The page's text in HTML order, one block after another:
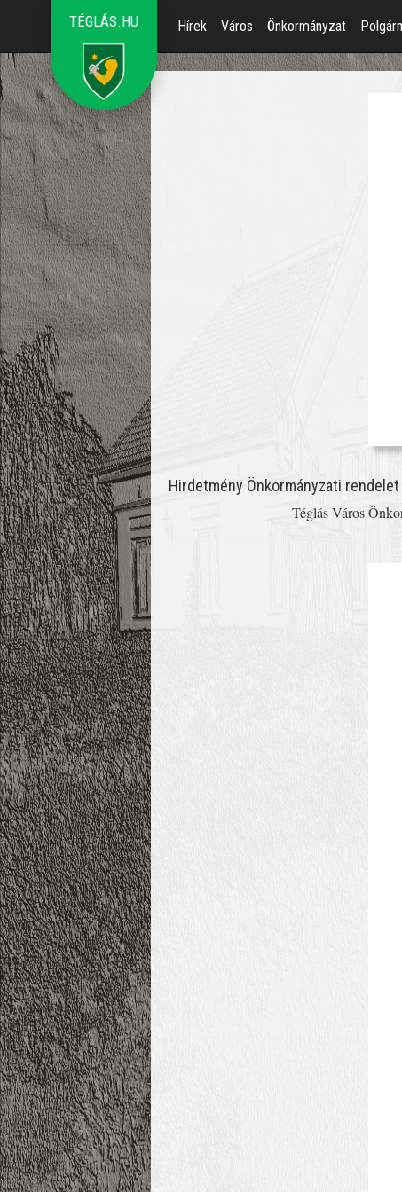
TÉGLÁS.HU Hírek Város Önkormányzat
Hirdetmény Önkormányzati
Téglás Város